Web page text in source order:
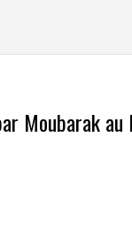
Moubarak au